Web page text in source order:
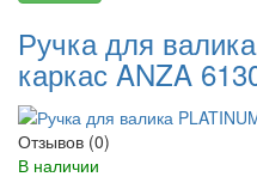
Ручка для
каркас ANZA
Отзывов (0)
В наличии